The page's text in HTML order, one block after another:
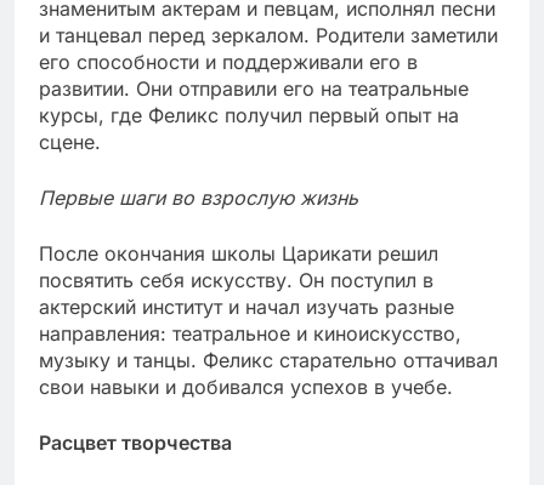
знаменитым актерам и певцам, исполнял песни
и танцевал перед зеркалом. Родители заметили
его способности и поддерживали его в
развитии. Они отправили его на театральные
курсы, где Феликс получил первый опыт на
сцене.
Первые шаги во взрослую жизнь
После окончания школы Царикати решил
посвятить себя искусству. Он поступил в
актерский институт и начал изучать разные
направления: театральное и киноискусство,
музыку и танцы. Феликс старательно оттачивал
свои навыки и добивался успехов в учебе.
Расцвет творчества